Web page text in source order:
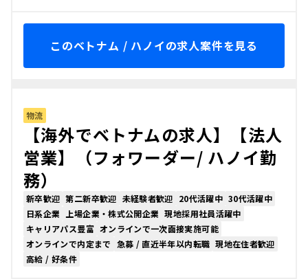
このベトナム / ハノイの求人案件を見る
物流
【海外でベトナムの求人】【法人
営業】（フォワーダー/ ハノイ勤
務）
新卒歓迎 第二新卒歓迎 未経験者歓迎 20代活躍中 30代活躍中
日系企業
上場企業・株式公開企業 現地採用社員活躍中
キャリアパス豊富 オンラインで一次面接実施可能
オンラインで内定まで 急募 / 直近半年以内転職 現地在住者歓迎
高給 / 好条件